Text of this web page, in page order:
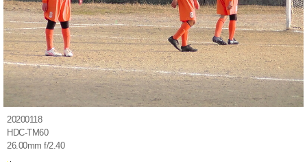
20200118
HDC-TM60
26.00mm f/2.40